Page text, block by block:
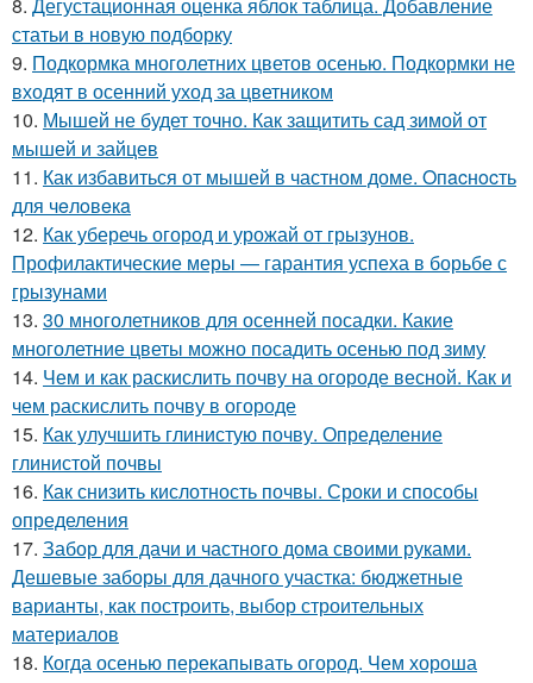
8. Дегустационная оценка яблок таблица. Добавление
статьи в новую подборку
9. Подкормка многолетних цветов осенью. Подкормки не
входят в осенний уход за цветником
10. Мышей не будет точно. Как защитить сад зимой от
мышей и зайцев
11. Как избавиться от мышей в частном доме. Oпacнocть
для чeлoвeкa
12. Как уберечь огород и урожай от грызунов.
Профилактические меры — гарантия успеха в борьбе с
грызунами
13. 30 многолетников для осенней посадки. Какие
многолетние цветы можно посадить осенью под зиму
14. Чем и как раскислить почву на огороде весной. Как и
чем раскислить почву в огороде
15. Как улучшить глинистую почву. Определение
глинистой почвы
16. Как снизить кислотность почвы. Сроки и способы
определения
17. Забор для дачи и частного дома своими руками.
Дешевые заборы для дачного участка: бюджетные
варианты, как построить, выбор строительных
материалов
18. Когда осенью перекапывать огород. Чем хороша